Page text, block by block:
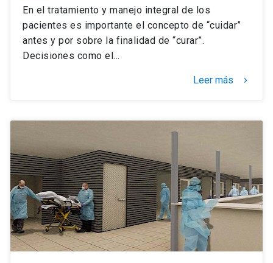
En el tratamiento y manejo integral de los
pacientes es importante el concepto de “cuidar”
antes y por sobre la finalidad de “curar”.
Decisiones como el…
Leer más keyboard_arrow_right